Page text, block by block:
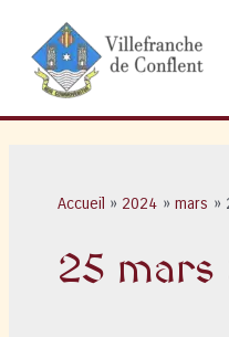
contenu
Accueil 2024 mars
25 mars